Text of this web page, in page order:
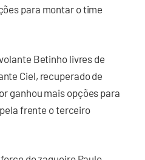
para montar o time
Betinho livres de
Ciel, recuperado de
ganhou mais opções para
frente o terceiro